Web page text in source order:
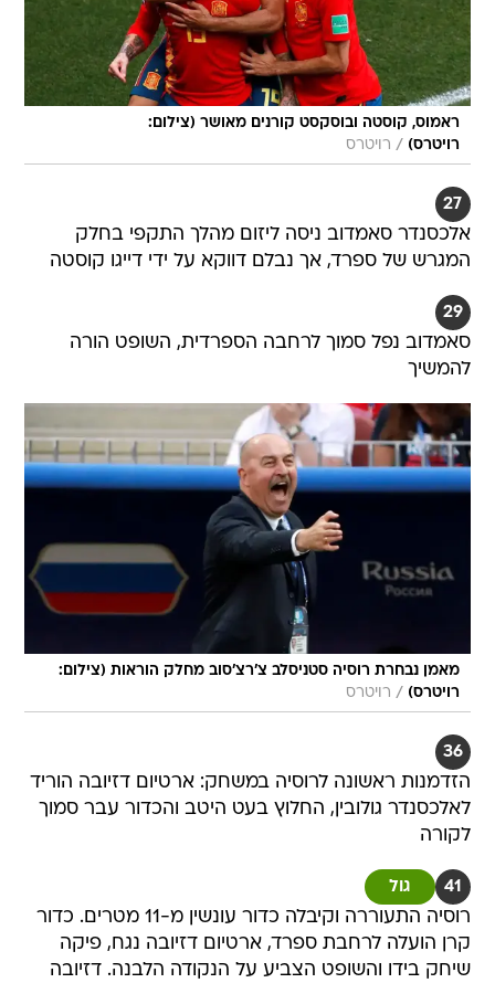
ראמוס, קוסטה ובוסקסט קורנים מאושר (צילום:
רויטרס) / רויטרס
27
אלכסנדר סאמדוב ניסה ליזום מהלך התקפי בחלק
המגרש של ספרד, אך נבלם דווקא על ידי דייגו קוסטה
29
סאמדוב נפל סמוך לרחבה הספרדית, השופט הורה
להמשיך
מאמן נבחרת רוסיה סטניסלב צ'רצ'סוב מחלק הוראות (צילום:
רויטרס) / רויטרס
36
הזדמנות ראשונה לרוסיה במשחק: ארטיום דזיובה הוריד
לאלכסנדר גולובין, החלוץ בעט היטב והכדור עבר סמוך
לקורה
41 גול
רוסיה התעוררה וקיבלה כדור עונשין מ-11 מטרים. כדור
קרן הועלה לרחבת ספרד, ארטיום דזיובה נגח, פיקה
שיחק בידו והשופט הצביע על הנקודה הלבנה. דזיובה